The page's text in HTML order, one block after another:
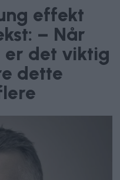
effekt
– Når
er det viktig
dette